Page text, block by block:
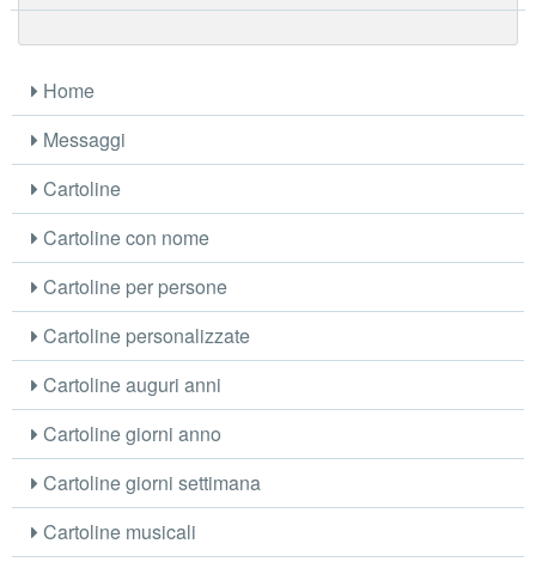
Home
Messaggi
Cartoline
Cartoline con nome
Cartoline per persone
Cartoline personalizzate
Cartoline auguri anni
Cartoline giorni anno
Cartoline giorni settimana
Cartoline musicali